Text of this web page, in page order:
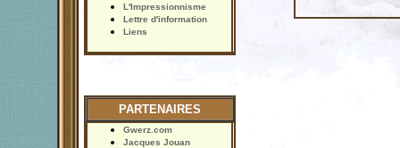
L'Impressionnisme
Lettre d'information
Liens
PARTENAIRES
Gwerz.com
Jacques Jouan